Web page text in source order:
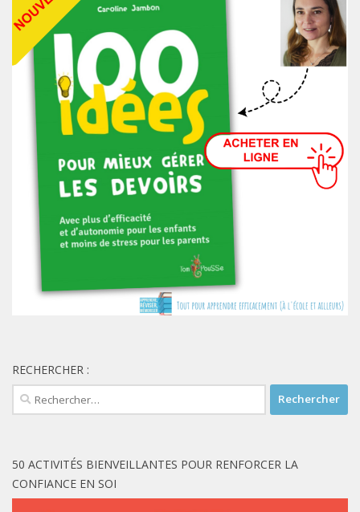
RECHERCHER :
Rechercher :
50 ACTIVITÉS BIENVEILLANTES POUR RENFORCER LA
CONFIANCE EN SOI